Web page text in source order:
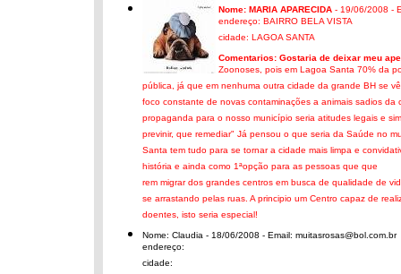
Nome: MARIA APARECIDA - 19/06/2008 -
endereço: BAIRRO BELA VISTA
cidade: LAGOA SANTA
Comentarios: Gostaria de deixar meu
Zoonoses, pois em Lagoa Santa 70% da
pública, já que em nenhuma outra cidade da grande BH se
foco constante de novas contaminações a animais sadios
propaganda para o nosso município seria atitudes legais e
previnir, que remediar" Já pensou o que seria da Saúde no
Santa tem tudo para se tornar a cidade mais limpa e
história e ainda como 1ªopção para as pessoas que que
rem migrar dos grandes centros em busca de qualidade de
se arrastando pelas ruas. A principio um Centro capaz de
doentes, isto seria especial!
Nome: Claudia - 18/06/2008 - Email: muitasrosas@bol.com.br
endereço:
cidade: